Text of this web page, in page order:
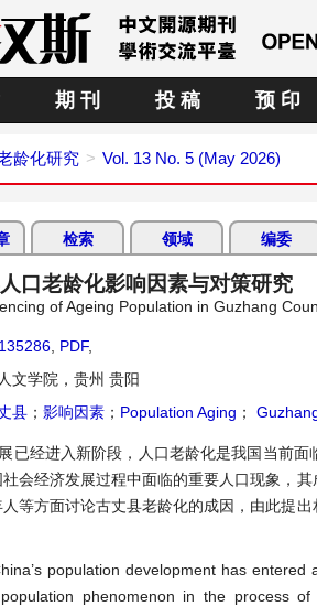
期 刊 投 稿 预 印
龄化研究 Vol. 13 No. 5 (May 2026)
检索 领域 编委
口老龄化影响因素与对策研究
of Ageing Population in Guzhang
PDF,
文学院，贵州 贵阳
县 ； 影响因素 ； Population Aging ；
已经进入新阶段，人口老龄化是我国当前
会经济发展过程中面临的重要人口现象，
等方面讨论古丈县老龄化的成因，由此提
population development has
phenomenon in the process